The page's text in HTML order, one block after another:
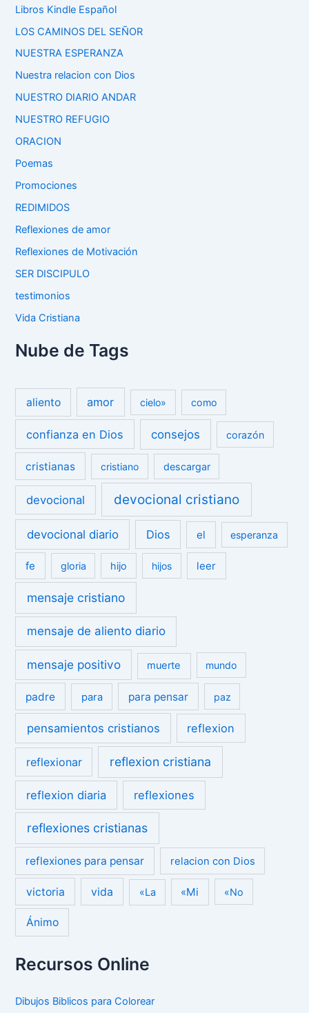
Libros Kindle Español
LOS CAMINOS DEL SEÑOR
NUESTRA ESPERANZA
Nuestra relacion con Dios
NUESTRO DIARIO ANDAR
NUESTRO REFUGIO
ORACION
Poemas
Promociones
REDIMIDOS
Reflexiones de amor
Reflexiones de Motivación
SER DISCIPULO
testimonios
Vida Cristiana
Nube de Tags
aliento amor cielo» como
confianza en Dios consejos corazón
cristianas cristiano descargar
devocional devocional cristiano
devocional diario Dios el esperanza
fe gloria hijo hijos leer
mensaje cristiano
mensaje de aliento diario
mensaje positivo muerte mundo
padre para para pensar paz
pensamientos cristianos reflexion
reflexionar reflexion cristiana
reflexion diaria reflexiones
reflexiones cristianas
reflexiones para pensar relacion con Dios
victoria vida «La «Mi «No
Ánimo
Recursos Online
Dibujos Biblicos para Colorear